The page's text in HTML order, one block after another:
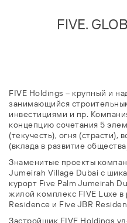
FIVE.
FIVE Holdings – крупный и
занимающийся
инвестициями и пр.
концепцию сочетания 5
(текучесть), огня (страсти),
(вклада в развитие
Знаменитые проекты
Jumeirah Village Dubai с
курорт Five Palm Jumeirah
жилой комплекс FIVE Luxe
Residence и Five JBR
Застройщик FIVE Holdings